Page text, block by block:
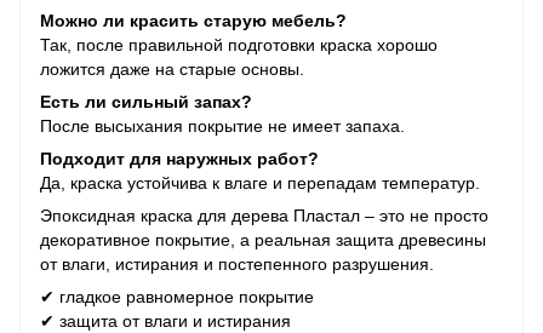
Можно ли красить старую мебель?
Так, после правильной подготовки краска хорошо
ложится даже на старые основы.
Есть ли сильный запах?
После высыхания покрытие не имеет запаха.
Подходит для наружных работ?
Да, краска устойчива к влаге и перепадам температур.
Эпоксидная краска для дерева Пластал – это не просто
декоративное покрытие, а реальная защита древесины
от влаги, истирания и постепенного разрушения.
✔ гладкое равномерное покрытие
✔ защита от влаги и истирания